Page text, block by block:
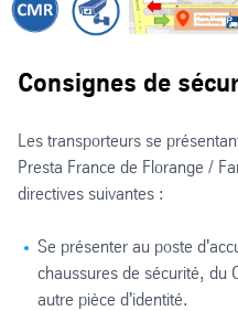
Consignes de
Les transporteurs se
Presta France de Florange /
directives suivantes :
Se présenter au poste
chaussures de sécurité, du
autre pièce d'identité.